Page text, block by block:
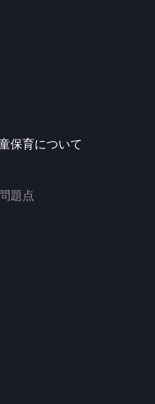
保育について
題点